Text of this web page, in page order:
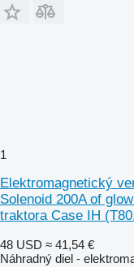
1
Elektromagnetický
Solenoid 200A of
traktora Case IH
48 USD ≈ 41,54 €
Náhradný diel -